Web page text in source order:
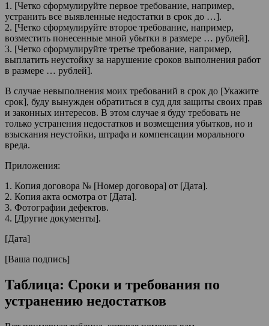
1. [Четко сформулируйте первое требование, например,
устранить все выявленные недостатки в срок до …].
2. [Четко сформулируйте второе требование, например,
возместить понесенные мной убытки в размере … рублей].
3. [Четко сформулируйте третье требование, например,
выплатить неустойку за нарушение сроков выполнения работ
в размере … рублей].
В случае невыполнения моих требований в срок до [Укажите
срок], буду вынужден обратиться в суд для защиты своих прав
и законных интересов. В этом случае я буду требовать не
только устранения недостатков и возмещения убытков, но и
взыскания неустойки, штрафа и компенсации морального
вреда.
Приложения:
1. Копия договора № [Номер договора] от [Дата].
2. Копия акта осмотра от [Дата].
3. Фотографии дефектов.
4. [Другие документы].
[Дата]
[Ваша подпись]
Таблица: Сроки и требования по
устранению недостатков